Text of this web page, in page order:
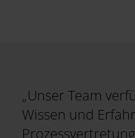
„Unser Team
Wissen und